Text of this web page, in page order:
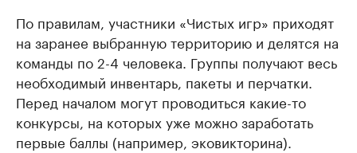
По правилам, участники «Чистых игр» приходят
на заранее выбранную территорию и делятся на
команды по 2-4 человека. Группы получают весь
необходимый инвентарь, пакеты и перчатки.
Перед началом могут проводиться какие-то
конкурсы, на которых уже можно заработать
первые баллы (например, эковикторина).